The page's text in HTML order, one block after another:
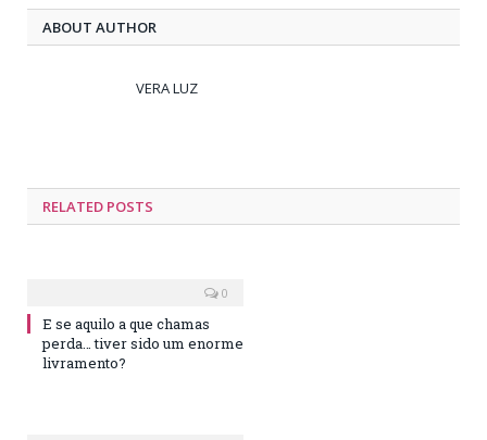
ABOUT AUTHOR
VERA LUZ
RELATED POSTS
0
E se aquilo a que chamas
perda… tiver sido um enorme
livramento?